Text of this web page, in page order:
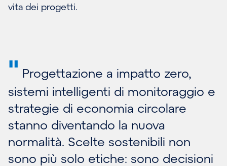
vita dei progetti.
" Progettazione a impatto zero,
sistemi intelligenti di monitoraggio e
strategie di economia circolare
stanno diventando la nuova
normalità. Scelte sostenibili non
sono più solo etiche: sono decisioni